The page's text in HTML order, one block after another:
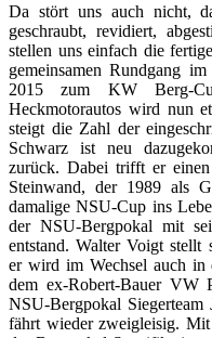
Da stört uns auch nicht,
geschraubt, revidiert,
stellen uns einfach die
gemeinsamen Rundgang
2015 zum KW Berg-
Heckmotorautos wird nun
steigt die Zahl der
Schwarz ist neu
zurück. Dabei trifft er
Steinwand, der 1989 als
damalige NSU-Cup ins
der NSU-Bergpokal mit
entstand. Walter Voigt stellt
er wird im Wechsel auch
dem ex-Robert-Bauer VW
NSU-Bergpokal
fährt wieder zweigleisig.